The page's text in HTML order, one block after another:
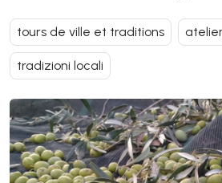
tours de ville et traditions
tradizioni locali